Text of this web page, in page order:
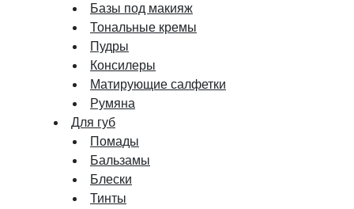
Базы под макияж
Тональные кремы
Пудры
Консилеры
Матирующие салфетки
Румяна
Для губ
Помады
Бальзамы
Блески
Тинты